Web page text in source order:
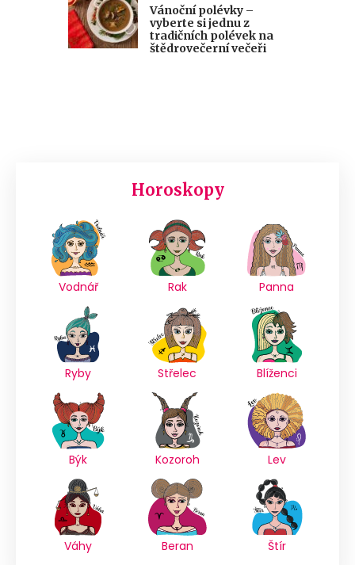
Vánoční polévky –
vyberte si jednu z
tradičních polévek na
štědrovečerní večeři
Horoskopy
Vodnář Rak Panna
Ryby Střelec Blíženci
Býk Kozoroh Lev
Váhy Beran Štír